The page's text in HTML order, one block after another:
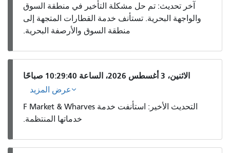
آخر تحديث: تم حل مشكلة التأخير في منطقة السوق
والواجهة البحرية. تستأنف خدمة القطارات المتجهة إلى
منطقة السوق والأرصفة البحرية.
الاثنين، 3 أغسطس 2026، الساعة 10:29:40 صباحًا
عرض المزيد
التحديث الأخير: استأنفت خدمة F Market & Wharves
خدماتها المنتظمة.